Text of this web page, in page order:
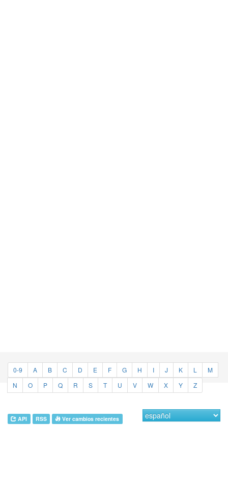
0-9 A B C D E F G H I J K L
M
N
O P Q R S T U V W X Y Z
API RSS Ver cambios recientes